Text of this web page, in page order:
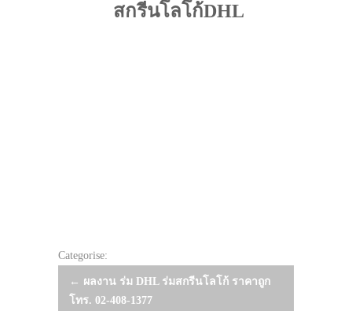
สกรีนโลโก้DHL
Categorise:
Post
← ผลงาน ร่ม DHL ร่มสกรีนโลโก้ ราคาถูก
โทร. 02-408-1377